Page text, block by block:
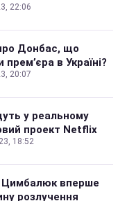
22:06
Донбас, що
в Україні?
20:07
у реальному
проект Netflix
18:52
Цимбалюк вперше
розлучення